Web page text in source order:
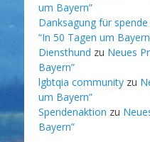
um Bayern”
Danksagung für
“In 50 Tagen um
Diensthund zu Neues
Bayern”
lgbtqia community zu
um Bayern”
Spendenaktion zu
Bayern”